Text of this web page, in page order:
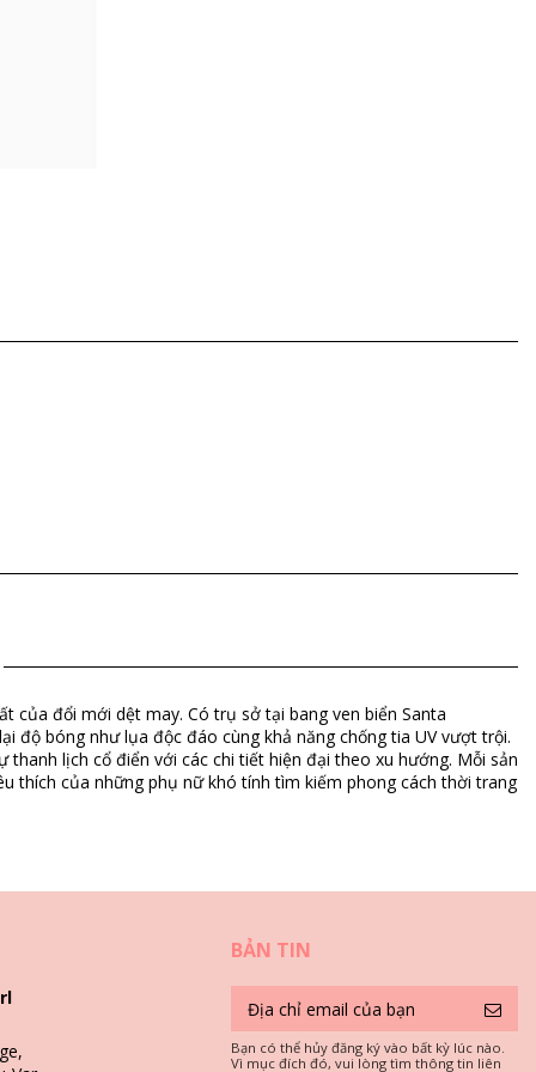
làm thế nào để giữ chúng luôn sạch sẽ và chuẩn form dáng?
của đổi mới dệt may. Có trụ sở tại bang ven biển Santa
độ bóng như lụa độc đáo cùng khả năng chống tia UV vượt trội.
lịch cổ điển với các chi tiết hiện đại theo xu hướng. Mỗi sản
thích của những phụ nữ khó tính tìm kiếm phong cách thời trang
BẢN TIN
Bạn có thể hủy đăng ký vào bất kỳ lúc nào.
Vì mục đích đó, vui lòng tìm thông tin liên